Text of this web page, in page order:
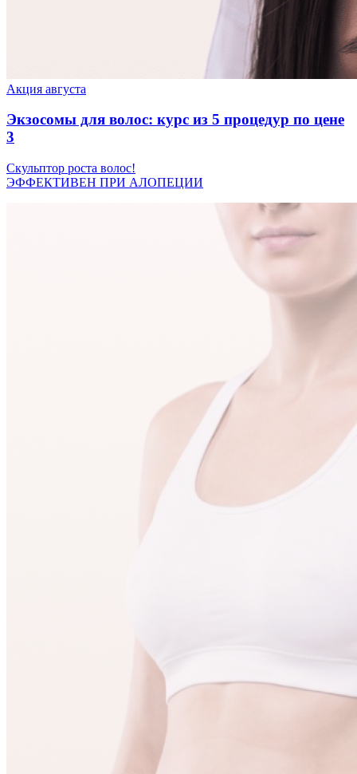
Акция августа
Экзосомы для волос: курс из 5 процедур по цене
3
Скульптор роста волос!
ЭФФЕКТИВЕН ПРИ АЛОПЕЦИИ